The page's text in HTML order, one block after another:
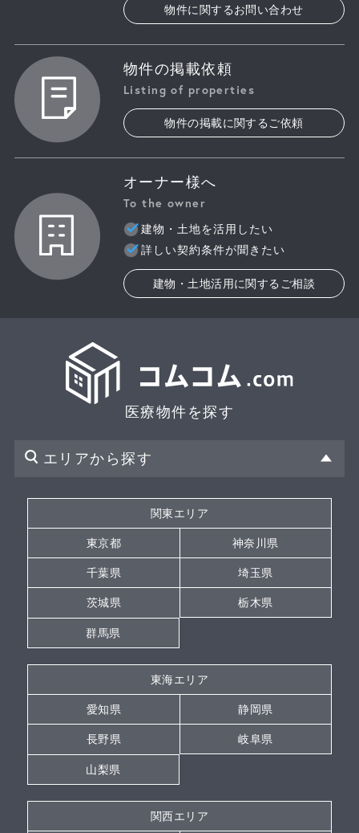
物件に関するお問い合わせ
物件の掲載依頼
Listing of properties
物件の掲載に関するご依頼
オーナー様へ
To the owner
建物・土地を活用したい
詳しい契約条件が聞きたい
建物・土地活用に関するご相談
医療物件を探す
エリアから探す
関東エリア
東京都 神奈川県
千葉県 埼玉県
茨城県 栃木県
群馬県
東海エリア
愛知県 静岡県
長野県 岐阜県
山梨県
関西エリア